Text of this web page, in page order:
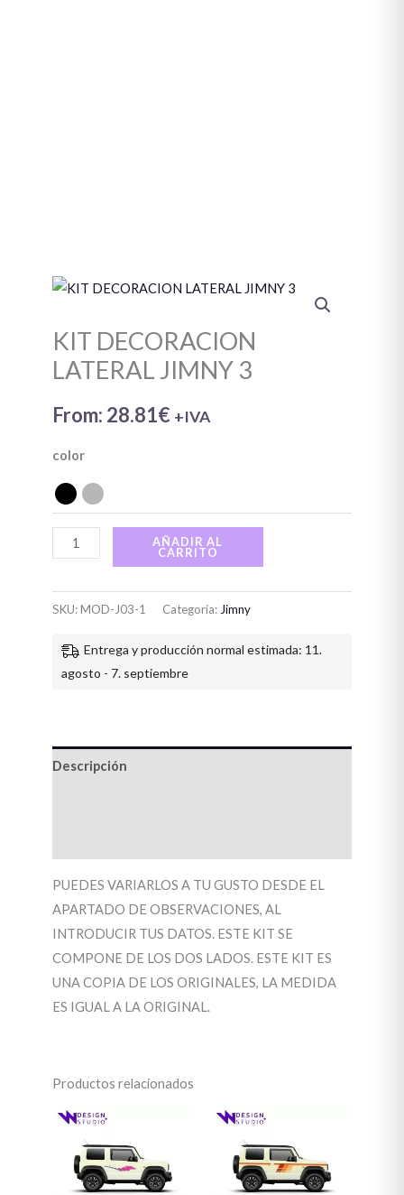
KIT DECORACION
LATERAL JIMNY 3
From: 28.81€ +IVA
color
KIT
LATERAL
JIMNY
cantidad
AÑADIR AL
CARRITO
SKU:MOD-J03-1 Categoría: Jimny
Entrega y producción normal estimada: 11.
agosto - 7. septiembre
Descripción
PUEDES VARIARLOS A TU GUSTO DESDE EL
APARTADO DE OBSERVACIONES, AL
INTRODUCIR TUS DATOS. ESTE KIT SE
COMPONE DE LOS DOS LADOS. ESTE KIT ES
UNA COPIA DE LOS ORIGINALES, LA MEDIDA
ES IGUAL A LA ORIGINAL.
Productos relacionados